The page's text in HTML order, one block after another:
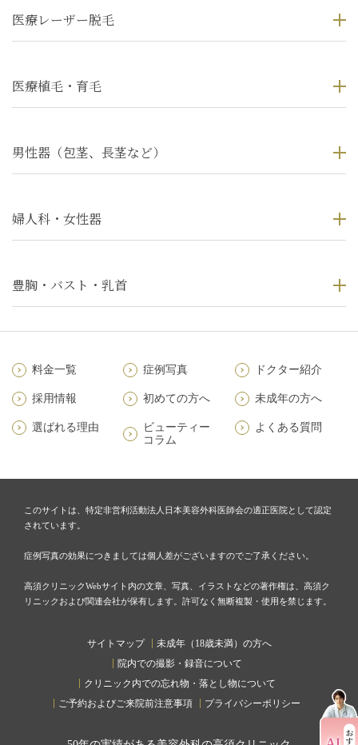
医療レーザー脱毛
医療植毛・育毛
男性器（包茎、長茎など）
婦人科・女性器
豊胸・バスト・乳首
料金一覧 症例写真 ドクター紹介
採用情報 初めての方へ 未成年の方へ
選ばれる理由
ビューティー
コラム
よくある質問
このサイトは、特定非営利活動法人日本美容外科医師会の適正医院として認定
されています。
症例写真の効果につきましては個人差がございますのでご了承ください。
高須クリニックWebサイト内の文章、写真、イラストなどの著作権は、高須ク
リニックおよび関連会社が保有します。許可なく無断複製・使用を禁じます。
サイトマップ
未成年（18歳未満）の方へ
院内での撮影・録音について
クリニック内での忘れ物・落とし物について
ご予約およびご来院前注意事項
プライバシーポリシー